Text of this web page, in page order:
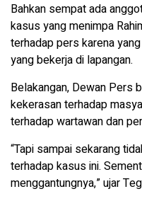
Bahkan sempat ada
kasus yang menimpa
terhadap pers karena
yang bekerja di lapangan.
Belakangan, Dewan Pers
kekerasan terhadap
terhadap wartawan dan
“Tapi sampai sekarang
terhadap kasus ini.
menggantungnya,” ujar